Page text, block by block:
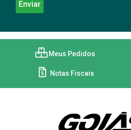
Meus Pedidos
Notas Fiscais